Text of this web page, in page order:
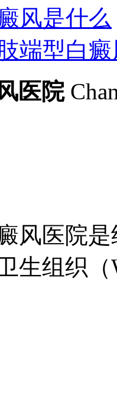
风是什么
端型白癜
医院
风医院
生组织（